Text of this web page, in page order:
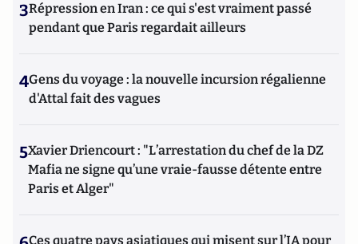
3Répression en Iran : ce qui s'est vraiment passé
pendant que Paris regardait ailleurs
4Gens du voyage : la nouvelle incursion régalienne
d'Attal fait des vagues
5Xavier Driencourt : "L’arrestation du chef de la DZ
Mafia ne signe qu’une vraie-fausse détente entre
Paris et Alger"
Ces quatre pays asiatiques qui misent sur l’IA pour